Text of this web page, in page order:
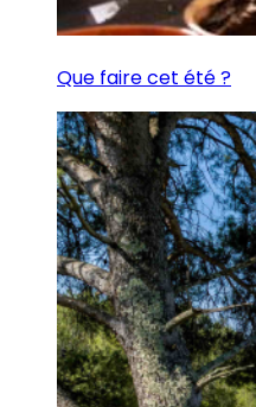
Que faire cet été ?